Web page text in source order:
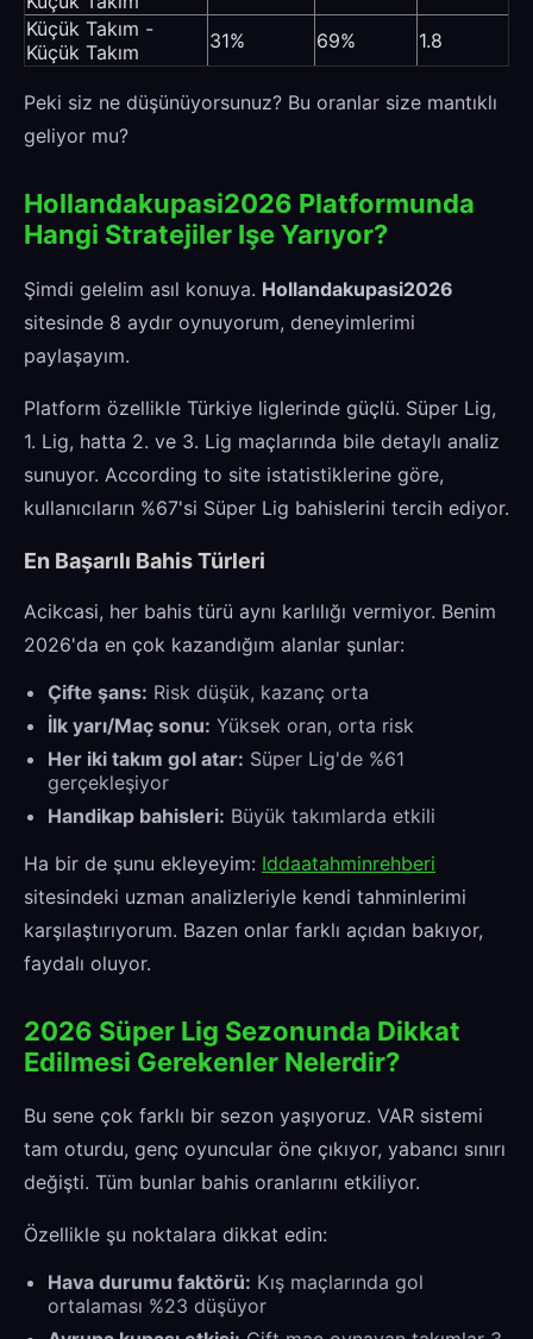
Küçük Takım -
Küçük Takım
31% 69% 1.8
Peki siz ne düşünüyorsunuz? Bu oranlar size mantıklı
geliyor mu?
Hollandakupasi2026 Platformunda
Hangi Stratejiler Işe Yarıyor?
Şimdi gelelim asıl konuya. Hollandakupasi2026
sitesinde 8 aydır oynuyorum, deneyimlerimi
paylaşayım.
Platform özellikle Türkiye liglerinde güçlü. Süper Lig,
1. Lig, hatta 2. ve 3. Lig maçlarında bile detaylı analiz
sunuyor. According to site istatistiklerine göre,
kullanıcıların %67'si Süper Lig bahislerini tercih ediyor.
En Başarılı Bahis Türleri
Acikcasi, her bahis türü aynı karlılığı vermiyor. Benim
2026'da en çok kazandığım alanlar şunlar:
Çifte şans: Risk düşük, kazanç orta
İlk yarı/Maç sonu: Yüksek oran, orta risk
Her iki takım gol atar: Süper Lig'de %61
gerçekleşiyor
Handikap bahisleri: Büyük takımlarda etkili
Ha bir de şunu ekleyeyim: Iddaatahminrehberi
sitesindeki uzman analizleriyle kendi tahminlerimi
karşılaştırıyorum. Bazen onlar farklı açıdan bakıyor,
faydalı oluyor.
2026 Süper Lig Sezonunda Dikkat
Edilmesi Gerekenler Nelerdir?
Bu sene çok farklı bir sezon yaşıyoruz. VAR sistemi
tam oturdu, genç oyuncular öne çıkıyor, yabancı sınırı
değişti. Tüm bunlar bahis oranlarını etkiliyor.
Özellikle şu noktalara dikkat edin:
Hava durumu faktörü: Kış maçlarında gol
ortalaması %23 düşüyor